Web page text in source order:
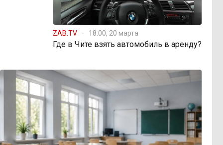
ZAB.TV 18:00, 20 марта
Где в Чите взять автомобиль в аренду?